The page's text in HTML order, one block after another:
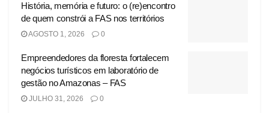
História, memória e futuro: o (re)encontro
de quem constrói a FAS nos territórios
AGOSTO 1, 2026 0
Empreendedores da floresta fortalecem
negócios turísticos em laboratório de
gestão no Amazonas – FAS
JULHO 31, 2026 0